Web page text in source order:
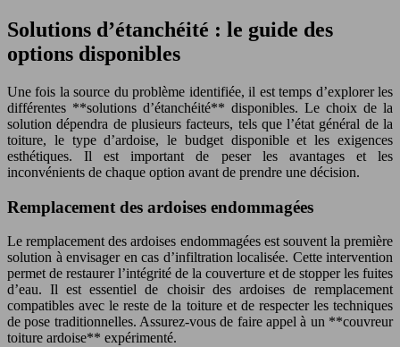
Solutions d’étanchéité : le guide des
options disponibles
Une fois la source du problème identifiée, il est temps d’explorer les
différentes **solutions d’étanchéité** disponibles. Le choix de la
solution dépendra de plusieurs facteurs, tels que l’état général de la
toiture, le type d’ardoise, le budget disponible et les exigences
esthétiques. Il est important de peser les avantages et les
inconvénients de chaque option avant de prendre une décision.
Remplacement des ardoises endommagées
Le remplacement des ardoises endommagées est souvent la première
solution à envisager en cas d’infiltration localisée. Cette intervention
permet de restaurer l’intégrité de la couverture et de stopper les fuites
d’eau. Il est essentiel de choisir des ardoises de remplacement
compatibles avec le reste de la toiture et de respecter les techniques
de pose traditionnelles. Assurez-vous de faire appel à un **couvreur
toiture ardoise** expérimenté.